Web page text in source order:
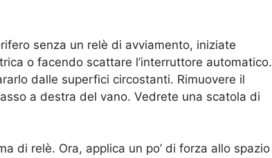
senza un relè di avviamento, iniziate
o facendo scattare l’interruttore automatico.
dalle superfici circostanti. Rimuovere il
a destra del vano. Vedrete una scatola di
di relè. Ora, applica un po’ di forza allo spazio